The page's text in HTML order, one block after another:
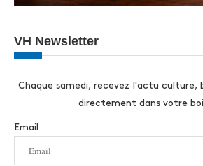
VH Newsletter
Chaque samedi, recevez l'actu
directement dans votre
Email